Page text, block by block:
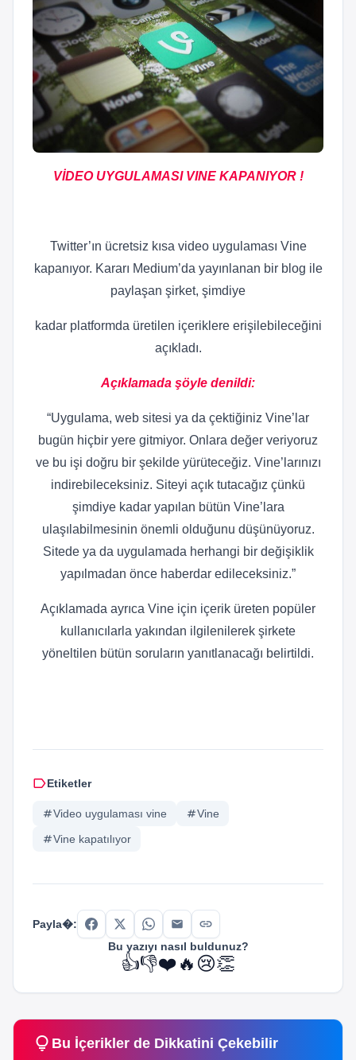
VİDEO UYGULAMASI VINE KAPANIYOR !
Twitter’ın ücretsiz kısa video uygulaması Vine
kapanıyor. Kararı Medium’da yayınlanan bir blog ile
paylaşan şirket, şimdiye
kadar platformda üretilen içeriklere erişilebileceğini
açıkladı.
Açıklamada şöyle denildi:
“Uygulama, web sitesi ya da çektiğiniz Vine’lar
bugün hiçbir yere gitmiyor. Onlara değer veriyoruz
ve bu işi doğru bir şekilde yürüteceğiz. Vine’larınızı
indirebileceksiniz. Siteyi açık tutacağız çünkü
şimdiye kadar yapılan bütün Vine’lara
ulaşılabilmesinin önemli olduğunu düşünüyoruz.
Sitede ya da uygulamada herhangi bir değişiklik
yapılmadan önce haberdar edileceksiniz.”
Açıklamada ayrıca Vine için içerik üreten popüler
kullanıcılarla yakından ilgilenilerek şirkete
yöneltilen bütün soruların yanıtlanacağı belirtildi.
labelEtiketler
tagVideo uygulaması vine tagVine
tagVine kapatılıyor
Payla�: link
Bu yazıyı nasıl buldunuz?
👍👎❤️🔥 😢👏
lightbulb Bu İçerikler de Dikkatini Çekebilir
shareSosyal Medya